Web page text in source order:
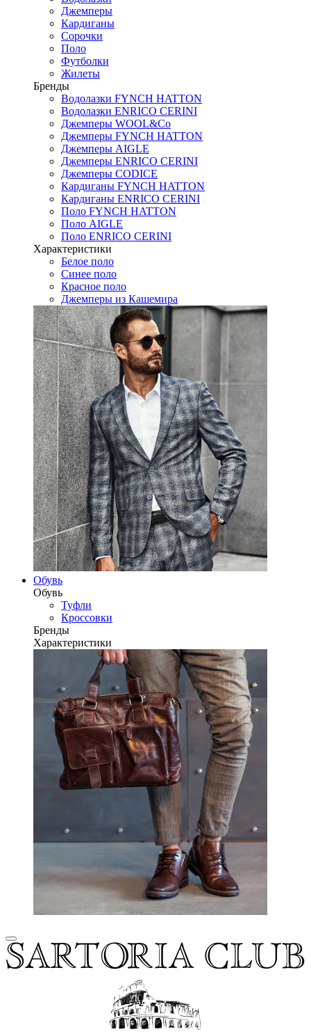
Джемперы
Кардиганы
Сорочки
Поло
Футболки
Жилеты
Бренды
Водолазки FYNCH HATTON
Водолазки ENRICO CERINI
Джемперы WOOL&Co
Джемперы FYNCH HATTON
Джемперы AIGLE
Джемперы ENRICO CERINI
Джемперы CODICE
Кардиганы FYNCH HATTON
Кардиганы ENRICO CERINI
Поло FYNCH HATTON
Поло AIGLE
Поло ENRICO CERINI
Характеристики
Белое поло
Синее поло
Красное поло
Джемперы из Кашемира
Обувь
Обувь
Туфли
Кроссовки
Бренды
Характеристики